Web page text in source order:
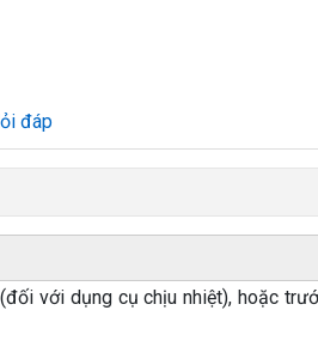
đáp
với dụng cụ chịu nhiệt), hoặc